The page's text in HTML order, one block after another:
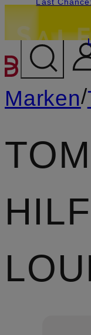
ZUM
Marken/